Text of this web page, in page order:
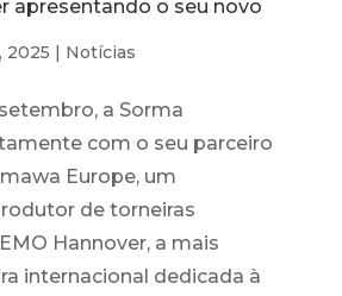
apresentando o seu novo
2025 | Notícias
a Sorma
com o seu parceiro
Europe, um
de torneiras
Hannover, a mais
internacional dedicada à